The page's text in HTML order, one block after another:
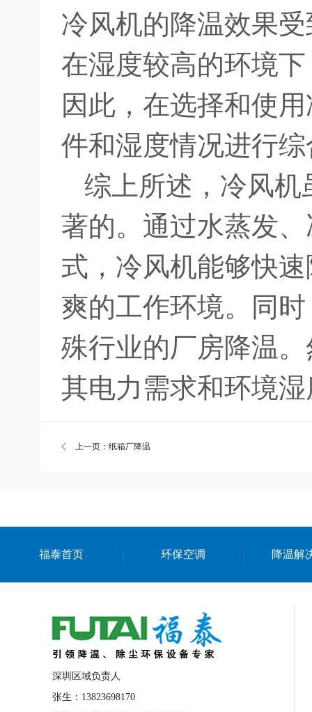
冷风机的降温效果
在湿度较高的环境
因此，在选择和使
件和湿度情况进行
综上所述，冷风机
著的。通过水蒸发
式，冷风机能够快
爽的工作环境。同
殊行业的厂房降温
其电力需求和环境
上一页：纸箱厂降温
福泰首页 环保空调 降温解
深圳区域负责人
张生：13823698170